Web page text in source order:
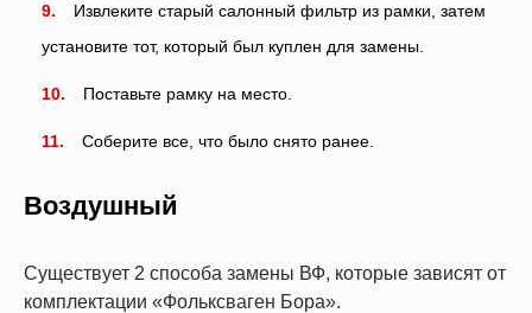
Извлеките старый салонный фильтр из рамки, затем
установите тот, который был куплен для замены.
Поставьте рамку на место.
Соберите все, что было снято ранее.
Воздушный
Существует 2 способа замены ВФ, которые зависят от
комплектации «Фольксваген Бора».